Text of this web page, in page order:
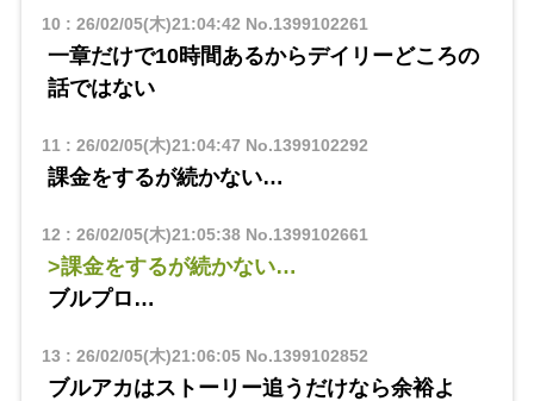
10 : 26/02/05(木)21:04:42 No.1399102261
一章だけで10時間あるからデイリーどころの
話ではない
11 : 26/02/05(木)21:04:47 No.1399102292
課金をするが続かない…
12 : 26/02/05(木)21:05:38No.1399102661
>課金をするが続かない…
ブルプロ…
13 : 26/02/05(木)21:06:05No.1399102852
ブルアカはストーリー追うだけなら余裕よ